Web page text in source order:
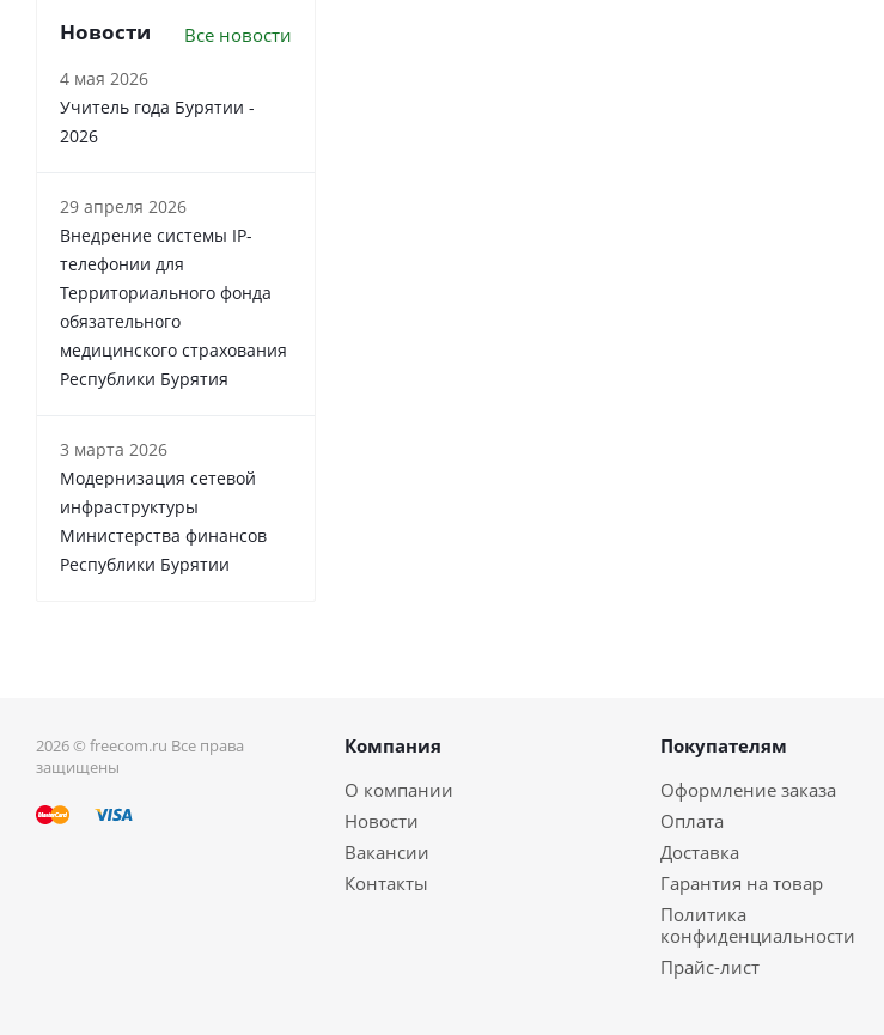
Новости Все новости
4 мая 2026
Учитель года Бурятии -
2026
29 апреля 2026
Внедрение системы IP-
телефонии для
Территориального фонда
обязательного
медицинского страхования
Республики Бурятия
3 марта 2026
Модернизация сетевой
инфраструктуры
Министерства финансов
Республики Бурятии
2026 © freecom.ru Все права
защищены
Компания
О компании
Новости
Вакансии
Контакты
Покупателям
Оформление заказа
Оплата
Доставка
Гарантия на товар
Политика
конфиденциальности
Прайс-лист